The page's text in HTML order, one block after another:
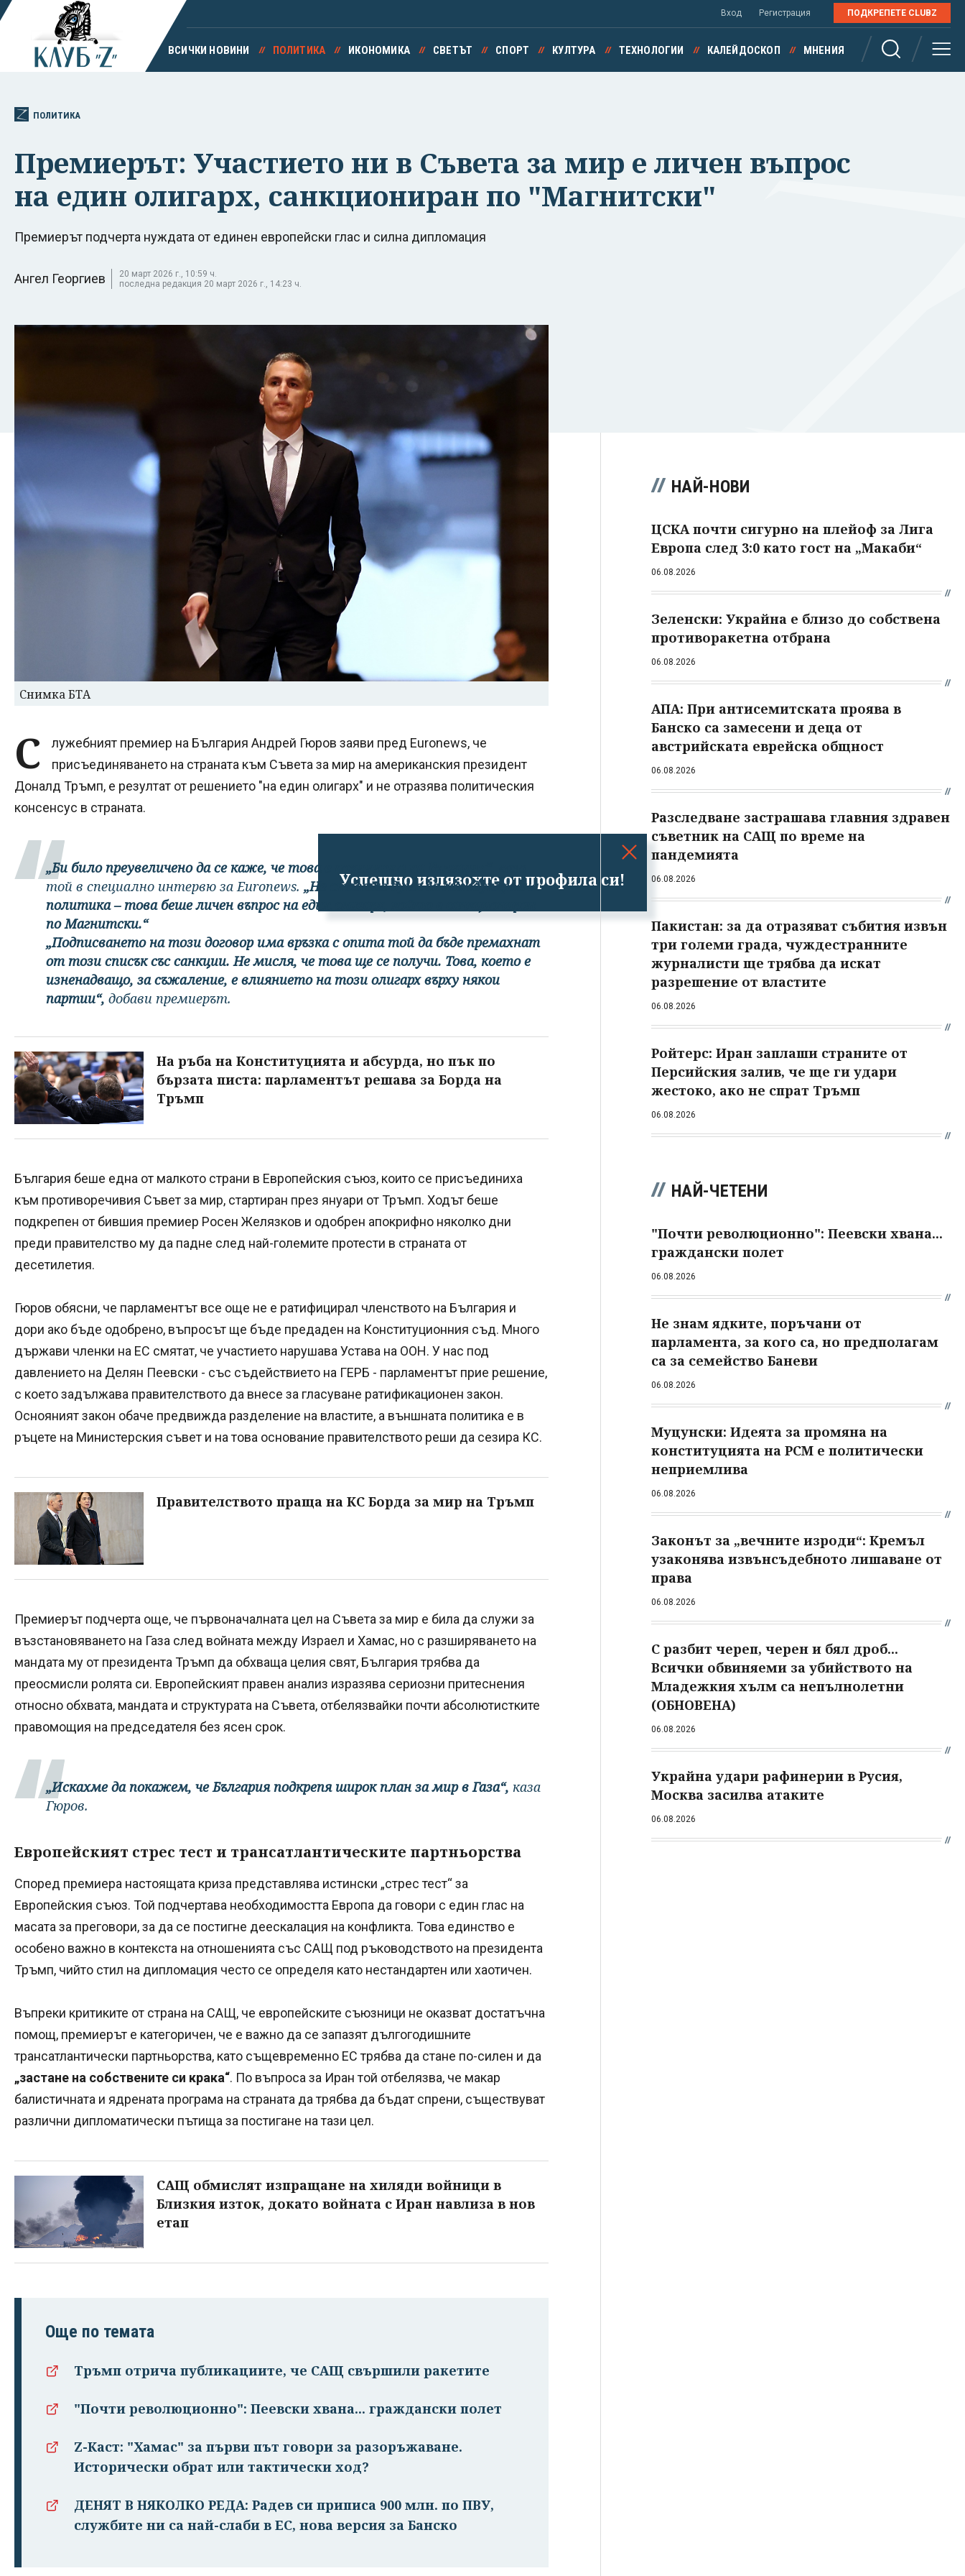
Успешно излязохте от профила си!
Вход Регистрация ПОДКРЕПЕТЕ CLUBZ
ВСИЧКИ НОВИНИ ПОЛИТИКА ИКОНОМИКА СВЕТЪТ СПОРТ КУЛТУРА ТЕХНОЛОГИИ КАЛЕЙДОСКОП МНЕНИЯ
ПОЛИТИКА
Премиерът: Участието ни в Съвета за мир е личен въпрос
на един олигарх, санкциониран по "Магнитски"
Премиерът подчерта нуждата от единен европейски глас и силна дипломация
Ангел Георгиев
20 март 2026 г., 10:59 ч.
последна редакция 20 март 2026 г., 14:23 ч.
Снимка БТА
С
лужебният премиер на България Андрей Гюров заяви пред Euronews, че
присъединяването на страната към Съвета за мир на американския президент
Доналд Тръмп, е резултат от решението "на един олигарх" и не отразява политическия
консенсус в страната.
„Би било преувеличено да се каже, че това е позицията на България“,
той в специално интервю за Euronews. „Не ставаше дума за международна
политика – това беше личен въпрос на един олигарх, който е санкциониран
по Магнитски.“
„Подписването на този договор има връзка с опита той да бъде премахнат
от този списък със санкции. Не мисля, че това ще се получи. Това, което е
изненадващо, за съжаление, е влиянието на този олигарх върху някои
партии“, добави премиерът.
На ръба на Конституцията и абсурда, но пък по
бързата писта: парламентът решава за Борда на
Тръмп
България беше една от малкото страни в Европейския съюз, които се присъединиха
към противоречивия Съвет за мир, стартиран през януари от Тръмп. Ходът беше
подкрепен от бившия премиер Росен Желязков и одобрен апокрифно няколко дни
преди правителство му да падне след най-големите протести в страната от
десетилетия.
Гюров обясни, че парламентът все още не е ратифицирал членството на България и
дори ако бъде одобрено, въпросът ще бъде предаден на Конституционния съд. Много
държави членки на ЕС смятат, че участието нарушава Устава на ООН. У нас под
давлението на Делян Пеевски - със съдействието на ГЕРБ - парламентът прие решение,
с което задължава правителството да внесе за гласуване ратификационен закон.
Оснояният закон обаче предвижда разделение на властите, а външната политика е в
ръцете на Министерския съвет и на това основание правителството реши да сезира КС.
Правителството праща на КС Борда за мир на Тръмп
Премиерът подчерта още, че първоначалната цел на Съвета за мир е била да служи за
възстановяването на Газа след войната между Израел и Хамас, но с разширяването на
мандата му от президента Тръмп да обхваща целия свят, България трябва да
преосмисли ролята си. Европейският правен анализ изразява сериозни притеснения
относно обхвата, мандата и структурата на Съвета, отбелязвайки почти абсолютистките
правомощия на председателя без ясен срок.
„Искахме да покажем, че България подкрепя широк план за мир в Газа“, каза
Гюров.
Европейският стрес тест и трансатлантическите партньорства
Според премиера настоящата криза представлява истински „стрес тест“ за
Европейския съюз. Той подчертава необходимостта Европа да говори с един глас на
масата за преговори, за да се постигне деескалация на конфликта. Това единство е
особено важно в контекста на отношенията със САЩ под ръководството на президента
Тръмп, чийто стил на дипломация често се определя като нестандартен или хаотичен.
Въпреки критиките от страна на САЩ, че европейските съюзници не оказват достатъчна
помощ, премиерът е категоричен, че е важно да се запазят дългогодишните
трансатлантически партньорства, като същевременно ЕС трябва да стане по-силен и да
„застане на собствените си крака“. По въпроса за Иран той отбелязва, че макар
балистичната и ядрената програма на страната да трябва да бъдат спрени, съществуват
различни дипломатически пътища за постигане на тази цел.
САЩ обмислят изпращане на хиляди войници в
Близкия изток, докато войната с Иран навлиза в нов
етап
Още по темата
Тръмп отрича публикациите, че САЩ свършили ракетите
"Почти революционно": Пеевски хвана... граждански полет
Z-Каст: "Хамас" за първи път говори за разоръжаване.
Исторически обрат или тактически ход?
ДЕНЯТ В НЯКОЛКО РЕДА: Радев си приписа 900 млн. по ПВУ,
службите ни са най-слаби в ЕС, нова версия за Банско
НАЙ-НОВИ
ЦСКА почти сигурно на плейоф за Лига
Европа след 3:0 като гост на „Макаби“
06.08.2026
Зеленски: Украйна е близо до собствена
противоракетна отбрана
06.08.2026
АПА: При антисемитската проява в
Банско са замесени и деца от
австрийската еврейска общност
06.08.2026
Разследване застрашава главния здравен
съветник на САЩ по време на
пандемията
06.08.2026
Пакистан: за да отразяват събития извън
три големи града, чуждестранните
журналисти ще трябва да искат
разрешение от властите
06.08.2026
Ройтерс: Иран заплаши страните от
Персийския залив, че ще ги удари
жестоко, ако не спрат Тръмп
06.08.2026
НАЙ-ЧЕТЕНИ
"Почти революционно": Пеевски хвана...
граждански полет
06.08.2026
Не знам ядките, поръчани от
парламента, за кого са, но предполагам
са за семейство Баневи
06.08.2026
Муцунски: Идеята за промяна на
конституцията на РСМ е политически
неприемлива
06.08.2026
Законът за „вечните изроди“: Кремъл
узаконява извънсъдебното лишаване от
права
06.08.2026
С разбит череп, черен и бял дроб...
Всички обвиняеми за убийството на
Младежкия хълм са непълнолетни
(ОБНОВЕНА)
06.08.2026
Украйна удари рафинерии в Русия,
Москва засилва атаките
06.08.2026